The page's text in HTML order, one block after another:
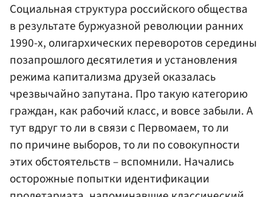
Социальная структура российского общества
в результате буржуазной революции ранних
1990-х, олигархических переворотов середины
позапрошлого десятилетия и установления
режима капитализма друзей оказалась
чрезвычайно запутана. Про такую категорию
граждан, как рабочий класс, и вовсе забыли. А
тут вдруг то ли в связи с Первомаем, то ли
по причине выборов, то ли по совокупности
этих обстоятельств – вспомнили. Начались
осторожные попытки идентификации